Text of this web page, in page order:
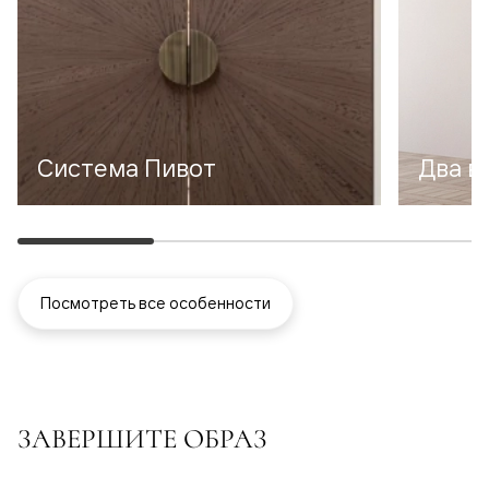
Система Пивот Два
Посмотреть все особенности
ЗАВЕРШИТЕ ОБРАЗ